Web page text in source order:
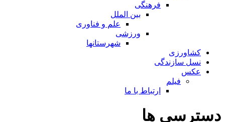
فرهنگی
بین الملل
علم و فناوری
ورزشی
شهرستانها
کشاورزی
نسل سازندگی
عکس
فیلم
ارتباط با ما
دسترسی ها